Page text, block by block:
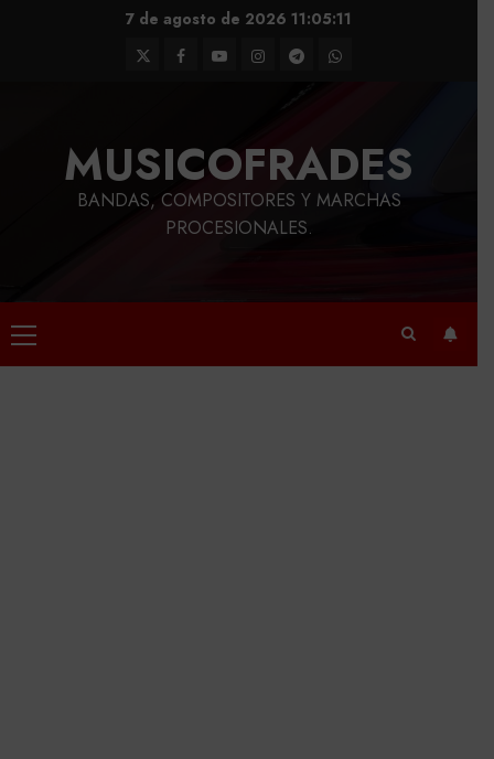
7 de agosto de 2026 11:05:12
TwitterFacebook
YoutubeInstagram
TelegramWhatsApp
MUSICOFRADES
BANDAS, COMPOSITORES Y MARCHAS
PROCESIONALES.
Menú
principal